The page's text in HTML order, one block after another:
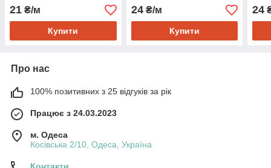
21 ₴/м
Купити
24₴/м
Купити
24
Про нас
100% позитивних з 25 відгуків за рік
Працює з 24.03.2023
м. Одеса
Косівська 2/10, Одеса, Україна